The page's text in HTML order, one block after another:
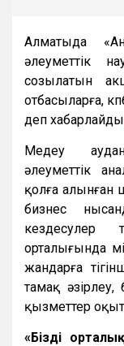
Алматыда
әлеуметтік
созылатын
отбасыларға,
деп хабарлайды
Медеу
әлеуметтік
қолға алынған
бизнес
кездесулер
орталығында
жандарға
тамақ
қызметтер
«Біздің